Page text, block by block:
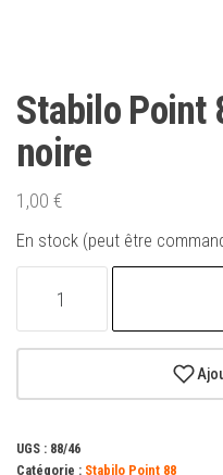
Stabilo Point
noire
1,00 €
En stock (peut être
88
Couleur
UGS : 88/46
Catégorie : Stabilo Point 88